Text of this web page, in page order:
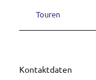
Touren
Kontaktdaten